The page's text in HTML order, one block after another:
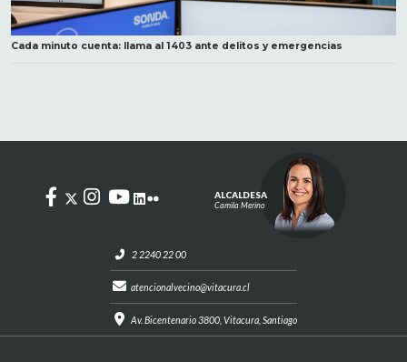
Cada minuto cuenta: llama al 1403 ante delitos y emergencias
2 2240 22 00
atencionalvecino@vitacura.cl
Av. Bicentenario 3800, Vitacura, Santiago
ALCALDESA
Camila Merino